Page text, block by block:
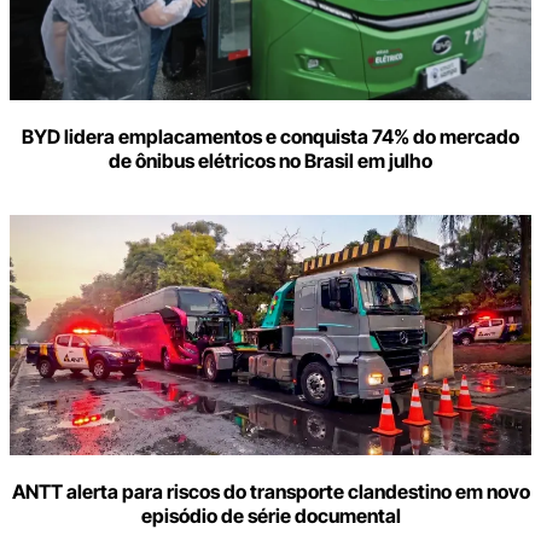
BYD lidera emplacamentos e conquista 74% do mercado
de ônibus elétricos no Brasil em julho
ANTT alerta para riscos do transporte clandestino em novo
episódio de série documental